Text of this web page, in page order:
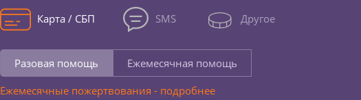
Карта / СБП SMS Другое
Разовая помощь
Ежемесячная помощь
Ежемесячные пожертвования - подробнее